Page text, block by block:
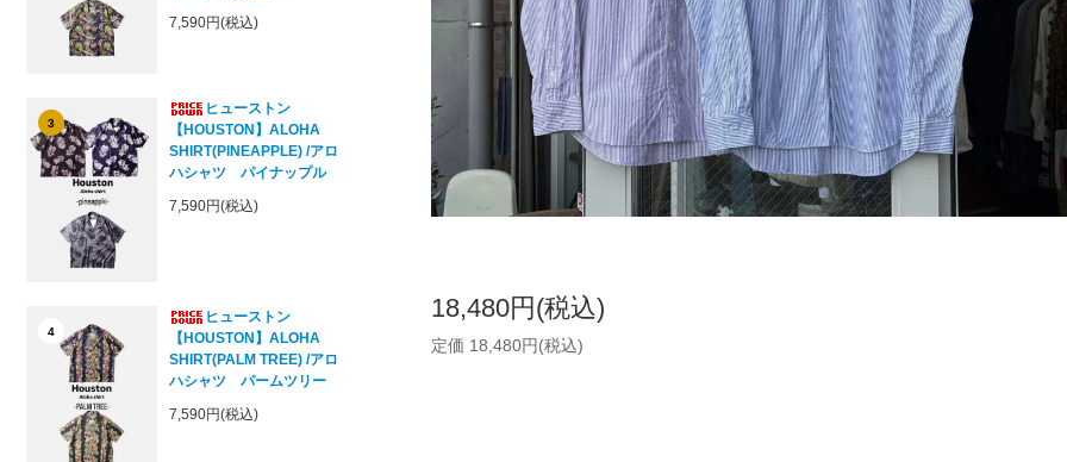
7,590円(税込)
3
ヒューストン
【HOUSTON】ALOHA
SHIRT(PINEAPPLE) /アロ
ハシャツ パイナップル
7,590円(税込)
4
ヒューストン
【HOUSTON】ALOHA
SHIRT(PALM TREE) /アロ
ハシャツ パームツリー
7,590円(税込)
18,480円(税込)
定価 18,480円(税込)